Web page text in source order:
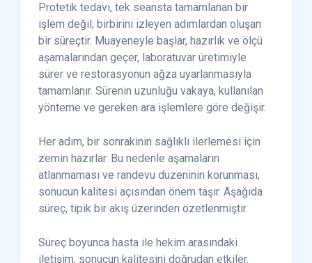
Protetik tedavi, tek seansta tamamlanan bir
işlem değil; birbirini izleyen adımlardan oluşan
bir süreçtir. Muayeneyle başlar, hazırlık ve ölçü
aşamalarından geçer, laboratuvar üretimiyle
sürer ve restorasyonun ağza uyarlanmasıyla
tamamlanır. Sürenin uzunluğu vakaya, kullanılan
yönteme ve gereken ara işlemlere göre değişir.
Her adım, bir sonrakinin sağlıklı ilerlemesi için
zemin hazırlar. Bu nedenle aşamaların
atlanmaması ve randevu düzeninin korunması,
sonucun kalitesi açısından önem taşır. Aşağıda
süreç, tipik bir akış üzerinden özetlenmiştir.
Süreç boyunca hasta ile hekim arasındaki
iletişim, sonucun kalitesini doğrudan etkiler.